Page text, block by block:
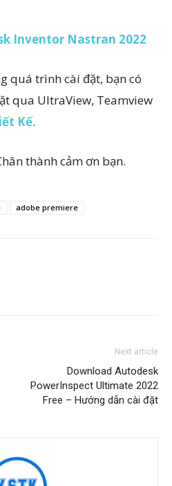
Inventor Nastran 2022
quá trình cài đặt, bạn có
qua UltraView, Teamview
Kế.
thành cảm ơn bạn.
adobe premiere
Next article
Download Autodesk
PowerInspect Ultimate 2022
Free – Hướng dẫn cài đặt